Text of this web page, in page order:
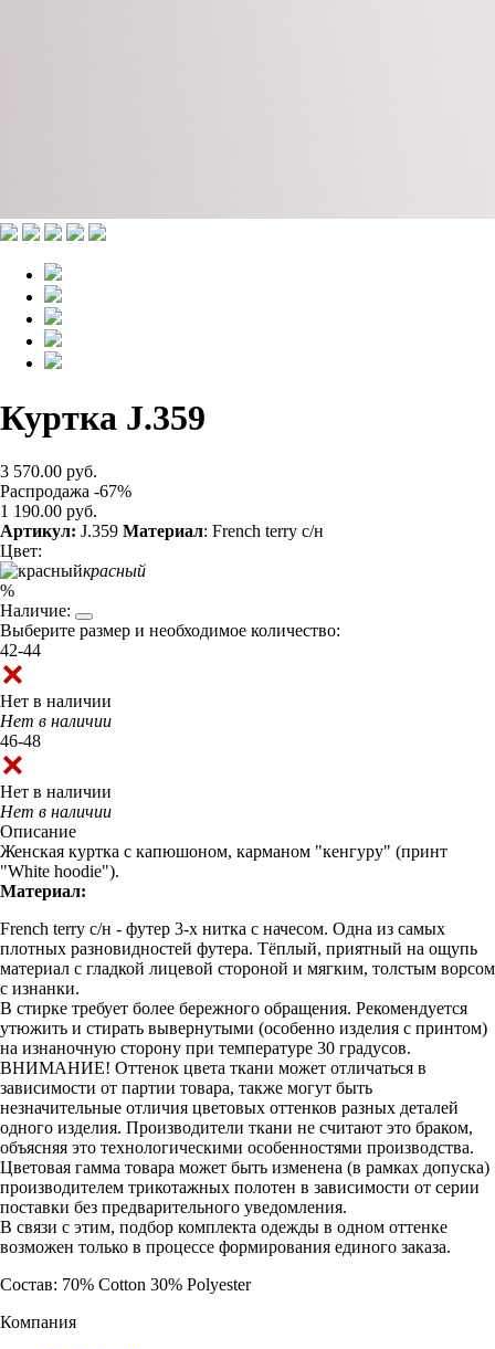
Куртка J.359
3 570.00 руб.
Распродажа -67%
1 190.00 руб.
Артикул: J.359 Материал: French terry с/н
Цвет:
красный
%
Наличие:
Выберите размер и необходимое количество:
42-44
Нет в наличии
Нет в наличии
46-48
Нет в наличии
Нет в наличии
Описание
Женская куртка с капюшоном, карманом "кенгуру" (принт
"White hoodie").
Материал:
French terry с/н - футер 3-х нитка с начесом. Одна из самых
плотных разновидностей футера. Тёплый, приятный на ощупь
материал с гладкой лицевой стороной и мягким, толстым ворсом
с изнанки.
В стирке требует более бережного обращения. Рекомендуется
утюжить и стирать вывернутыми (особенно изделия с принтом)
на изнаночную сторону при температуре 30 градусов.
ВНИМАНИЕ! Оттенок цвета ткани может отличаться в
зависимости от партии товара, также могут быть
незначительные отличия цветовых оттенков разных деталей
одного изделия. Производители ткани не считают это браком,
объясняя это технологическими особенностями производства.
Цветовая гамма товара может быть изменена (в рамках допуска)
производителем трикотажных полотен в зависимости от серии
поставки без предварительного уведомления.
В связи с этим, подбор комплекта одежды в одном оттенке
возможен только в процессе формирования единого заказа.
Состав: 70% Cotton 30% Polyester
Компания